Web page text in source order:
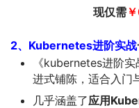
现仅需￥
2、Kubernetes进阶实战
《kubernetes进阶
进式铺陈，适合入门
几乎涵盖了应用